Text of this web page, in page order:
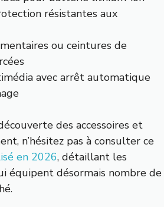
résistantes aux
ou ceintures de
avec arrêt automatique
des accessoires et
n’hésitez pas à consulter ce
en 2026, détaillant les
équipent désormais nombre de